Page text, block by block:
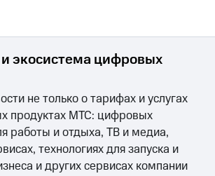
экосистема цифровых
не только о тарифах и услугах
продуктах МТС: цифровых
работы и отдыха, ТВ и медиа,
технологиях для запуска и
и других сервисах компании